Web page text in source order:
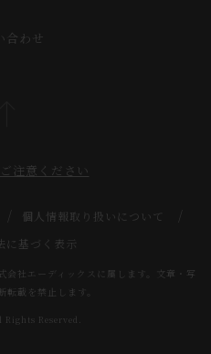
合わせ
注意ください
個人情報取り扱いについて
に基づく表示
会社エーディックスに属します。文章・写
転載を禁止します。
Reserved.